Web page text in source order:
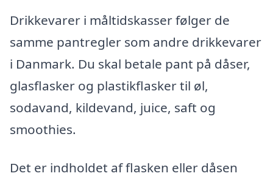
Drikkevarer i måltidskasser følger de
samme pantregler som andre drikkevarer
i Danmark. Du skal betale pant på dåser,
glasflasker og plastikflasker til øl,
sodavand, kildevand, juice, saft og
smoothies.
Det er indholdet af flasken eller dåsen